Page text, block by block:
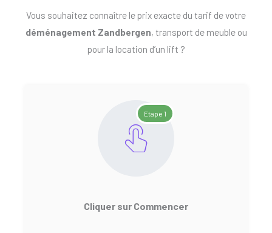
Vous souhaitez connaître le prix exacte du tarif de votre
déménagement Zandbergen, transport de meuble ou
pour la location d’un lift ?
Etape 1
Cliquer sur Commencer